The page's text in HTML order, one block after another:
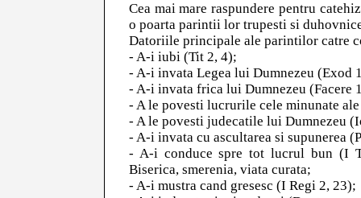
Cea mai mare raspundere pentru
o poarta parintii lor trupesti si
Datoriile principale ale parintilor catre
- A-i iubi (Tit 2, 4);
- A-i invata Legea lui Dumnezeu (Exod
- A-i invata frica lui Dumnezeu (Facere
- A le povesti lucrurile cele minunate
- A le povesti judecatile lui Dumnezeu
- A-i invata cu ascultarea si supunerea
- A-i conduce spre tot lucrul bun (I
Biserica, smerenia, viata curata;
- A-i mustra cand gresesc (I Regi 2, 23);